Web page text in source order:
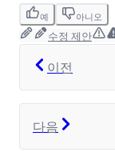
예 아니오
수정 제안
이전
다음